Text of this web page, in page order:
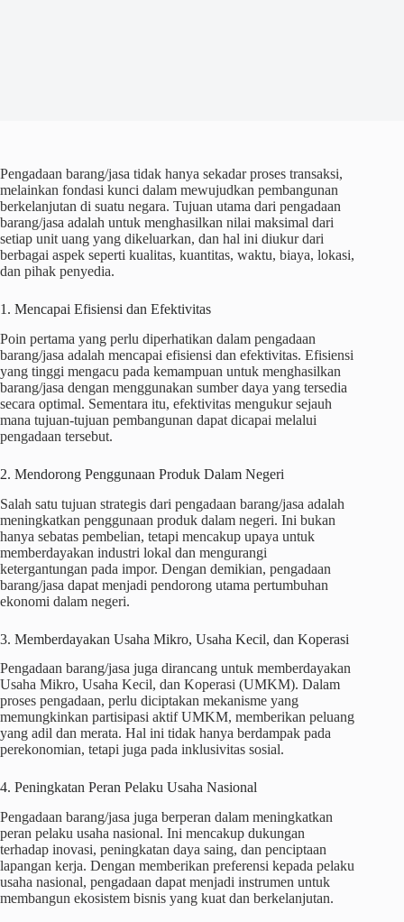
Pengadaan barang/jasa tidak hanya sekadar proses transaksi,
melainkan fondasi kunci dalam mewujudkan pembangunan
berkelanjutan di suatu negara. Tujuan utama dari pengadaan
barang/jasa adalah untuk menghasilkan nilai maksimal dari
setiap unit uang yang dikeluarkan, dan hal ini diukur dari
berbagai aspek seperti kualitas, kuantitas, waktu, biaya, lokasi,
dan pihak penyedia.
1. Mencapai Efisiensi dan Efektivitas
Poin pertama yang perlu diperhatikan dalam pengadaan
barang/jasa adalah mencapai efisiensi dan efektivitas. Efisiensi
yang tinggi mengacu pada kemampuan untuk menghasilkan
barang/jasa dengan menggunakan sumber daya yang tersedia
secara optimal. Sementara itu, efektivitas mengukur sejauh
mana tujuan-tujuan pembangunan dapat dicapai melalui
pengadaan tersebut.
2. Mendorong Penggunaan Produk Dalam Negeri
Salah satu tujuan strategis dari pengadaan barang/jasa adalah
meningkatkan penggunaan produk dalam negeri. Ini bukan
hanya sebatas pembelian, tetapi mencakup upaya untuk
memberdayakan industri lokal dan mengurangi
ketergantungan pada impor. Dengan demikian, pengadaan
barang/jasa dapat menjadi pendorong utama pertumbuhan
ekonomi dalam negeri.
3. Memberdayakan Usaha Mikro, Usaha Kecil, dan Koperasi
Pengadaan barang/jasa juga dirancang untuk memberdayakan
Usaha Mikro, Usaha Kecil, dan Koperasi (UMKM). Dalam
proses pengadaan, perlu diciptakan mekanisme yang
memungkinkan partisipasi aktif UMKM, memberikan peluang
yang adil dan merata. Hal ini tidak hanya berdampak pada
perekonomian, tetapi juga pada inklusivitas sosial.
4. Peningkatan Peran Pelaku Usaha Nasional
Pengadaan barang/jasa juga berperan dalam meningkatkan
peran pelaku usaha nasional. Ini mencakup dukungan
terhadap inovasi, peningkatan daya saing, dan penciptaan
lapangan kerja. Dengan memberikan preferensi kepada pelaku
usaha nasional, pengadaan dapat menjadi instrumen untuk
membangun ekosistem bisnis yang kuat dan berkelanjutan.